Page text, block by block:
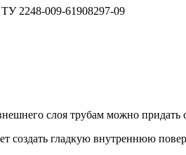
2248-009-61908297-09
слоя трубам можно придать
создать гладкую внутреннюю